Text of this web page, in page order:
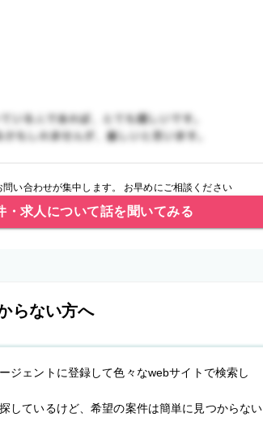
い合わせが集中します。 お早めにご相談ください
・求人について話を聞いてみる
らない方へ
ジェントに登録して色々なwebサイトで検索し
しているけど、希望の案件は簡単に見つからない